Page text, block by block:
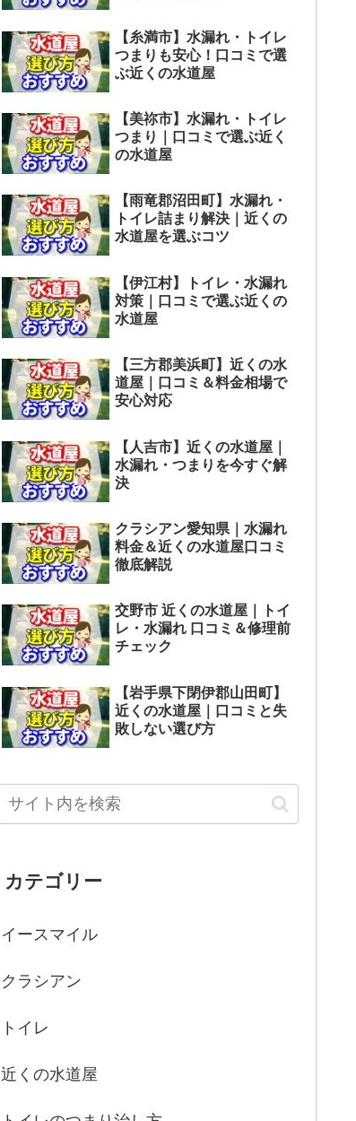
【糸満市】水漏れ・トイレ
つまりも安心！口コミで選
ぶ近くの水道屋
【美祢市】水漏れ・トイレ
つまり｜口コミで選ぶ近く
の水道屋
【雨竜郡沼田町】水漏れ・
トイレ詰まり解決｜近くの
水道屋を選ぶコツ
【伊江村】トイレ・水漏れ
対策｜口コミで選ぶ近くの
水道屋
【三方郡美浜町】近くの水
道屋｜口コミ＆料金相場で
安心対応
【人吉市】近くの水道屋｜
水漏れ・つまりを今すぐ解
決
クラシアン愛知県｜水漏れ
料金＆近くの水道屋口コミ
徹底解説
交野市 近くの水道屋｜トイ
レ・水漏れ 口コミ＆修理前
チェック
【岩手県下閉伊郡山田町】
近くの水道屋｜口コミと失
敗しない選び方
カテゴリー
イースマイル
クラシアン
トイレ
近くの水道屋